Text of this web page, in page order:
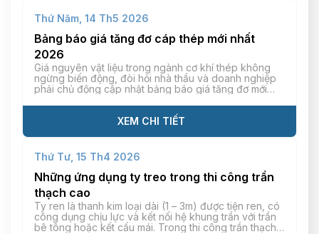
Thứ Năm, 14 Th5 2026
Bảng báo giá tăng đơ cáp thép mới nhất
2026
Giá nguyên vật liệu trong ngành cơ khí thép không
ngừng biến động, đòi hỏi nhà thầu và doanh nghiệp
phải chủ động cập nhật bảng báo giá tăng đơ mới
XEM CHI TIẾT
Thứ Tư, 15 Th4 2026
Những ứng dụng ty treo trong thi công trần
thạch cao
Ty ren là thanh kim loại dài (1 – 3m) được tiện ren, có
công dụng chịu lực và kết nối hệ khung trần với trần
bê tông hoặc kết cấu mái. Trong thi công trần thạch